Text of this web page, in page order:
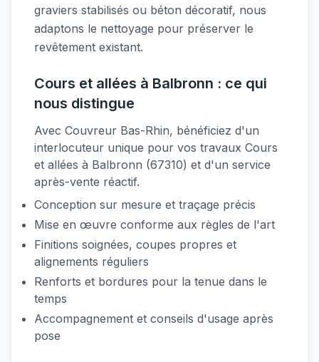
graviers stabilisés ou béton décoratif, nous
adaptons le nettoyage pour préserver le
revêtement existant.
Cours et allées à Balbronn : ce qui
nous distingue
Avec Couvreur Bas-Rhin, bénéficiez d'un
interlocuteur unique pour vos travaux Cours
et allées à Balbronn (67310) et d'un service
après-vente réactif.
Conception sur mesure et traçage précis
Mise en œuvre conforme aux règles de l'art
Finitions soignées, coupes propres et
alignements réguliers
Renforts et bordures pour la tenue dans le
temps
Accompagnement et conseils d'usage après
pose